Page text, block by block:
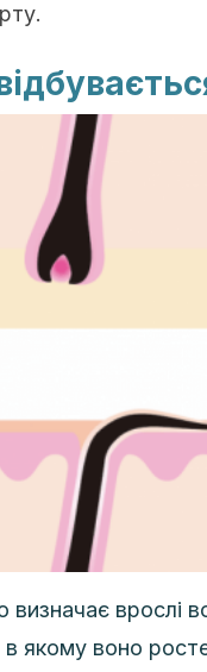
визначає врослі
в якому воно